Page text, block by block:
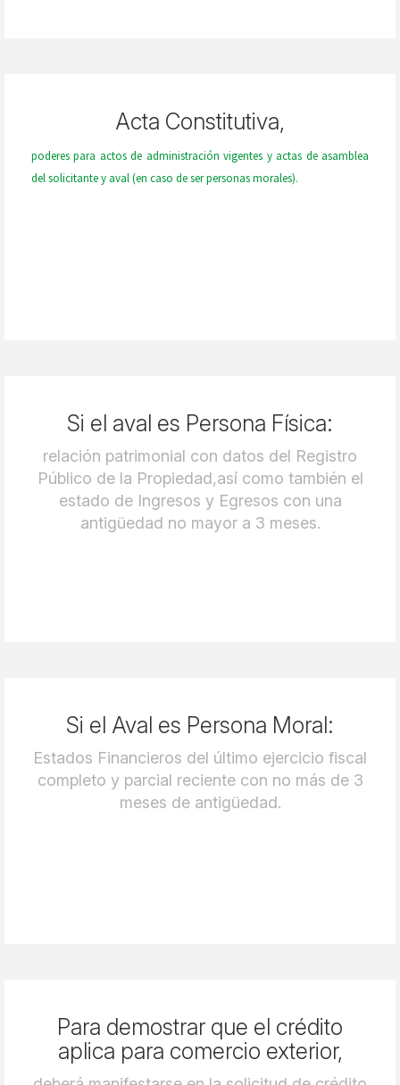
Acta Constitutiva,
poderes para actos de administración vigentes y actas de asamblea
del solicitante y aval (en caso de ser personas morales).
Si el aval es Persona Física:
relación patrimonial con datos del Registro
Público de la Propiedad,así como también el
estado de Ingresos y Egresos con una
antigüedad no mayor a 3 meses.
Si el Aval es Persona Moral:
Estados Financieros del último ejercicio fiscal
completo y parcial reciente con no más de 3
meses de antigüedad.
Para demostrar que el crédito
aplica para comercio exterior,